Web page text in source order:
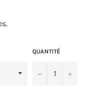
QUANTITÉ
− +